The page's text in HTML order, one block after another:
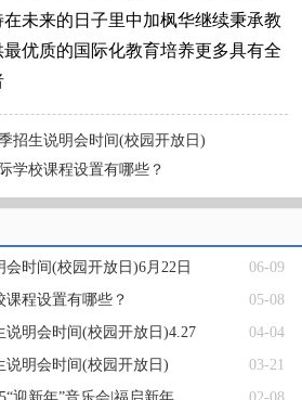
未来的日子里中加枫华继续秉承教
优质的国际化教育培养更多具有全
招生说明会时间(校园开放日)
学校课程设置有哪些？
时间(校园开放日)6月22日
06-09
程设置有哪些？
05-08
明会时间(校园开放日)4.27
04-04
说明会时间(校园开放日)
03-21